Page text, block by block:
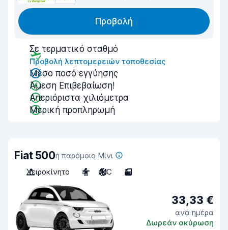
Προβολή
Σε τερματικό σταθμό
Προβολή λεπτομερειών τοποθεσίας
Μέσο ποσό εγγύησης
Άμεση Επιβεβαίωση!
Απεριόριστα χιλιόμετρα
Μερική προπληρωμή
Fiat 500ή παρόμοιο Μίνι
Χειροκίνητο
4 A/C 3
33,33 €
ανά ημέρα
Δωρεάν ακύρωση